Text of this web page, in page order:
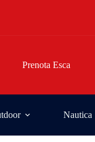
Prenota Esca
Nautica